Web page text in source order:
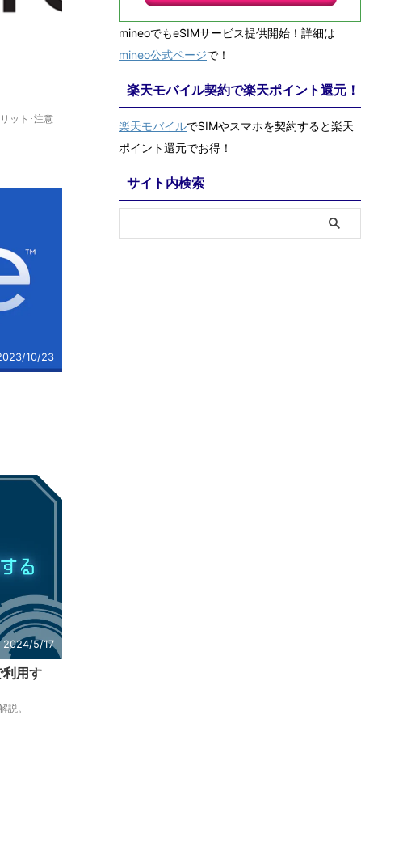
ット･注意
10/23
2024/5/17
用す
説。
mineoでもeSIMサービス提供開始！詳細は
mineo公式ページで！
楽天モバイル契約で楽天ポイント還元！
楽天モバイルでSIMやスマホを契約すると楽天
ポイント還元でお得！
サイト内検索